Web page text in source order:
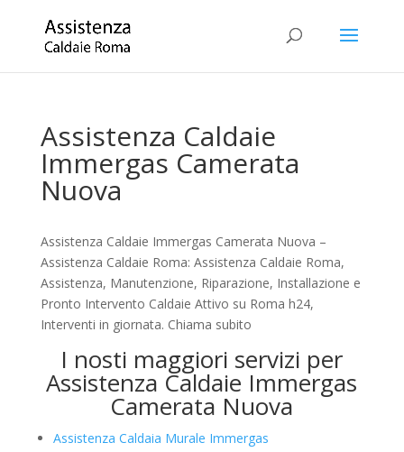
Assistenza Caldaie
Immergas Camerata
Nuova
Assistenza Caldaie Immergas Camerata Nuova –
Assistenza Caldaie Roma: Assistenza Caldaie Roma,
Assistenza, Manutenzione, Riparazione, Installazione e
Pronto Intervento Caldaie Attivo su Roma h24,
Interventi in giornata. Chiama subito
I nosti maggiori servizi per
Assistenza Caldaie Immergas
Camerata Nuova
Assistenza Caldaia Murale Immergas